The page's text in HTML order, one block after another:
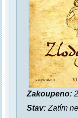
Zakoupeno:
Stav: Zatím